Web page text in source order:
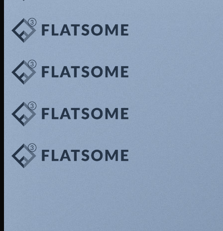
This is a simple banner